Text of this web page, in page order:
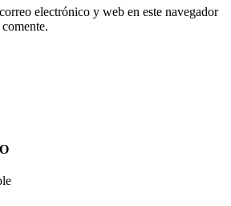
electrónico y web en este navegador